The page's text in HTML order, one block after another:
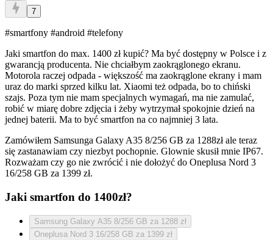
7
#smartfony #android #telefony
Jaki smartfon do max. 1400 zł kupić? Ma być dostępny w Polsce i z
gwarancją producenta. Nie chciałbym zaokrąglonego ekranu.
Motorola raczej odpada - większość ma zaokrąglone ekrany i mam
uraz do marki sprzed kilku lat. Xiaomi też odpada, bo to chiński
szajs. Poza tym nie mam specjalnych wymagań, ma nie zamulać,
robić w miarę dobre zdjęcia i żeby wytrzymał spokojnie dzień na
jednej baterii. Ma to być smartfon na co najmniej 3 lata.
Zamówiłem Samsunga Galaxy A35 8/256 GB za 1288zł ale teraz
się zastanawiam czy niezbyt pochopnie. Glownie skusił mnie IP67.
Rozważam czy go nie zwrócić i nie dołożyć do Oneplusa Nord 3
16/258 GB za 1399 zł.
Jaki smartfon do 1400zł?
Samsung Galaxy A35 8/256 GB za 1288 zł
Oneplusa Nord 3 16/258 GB za 1399 zł